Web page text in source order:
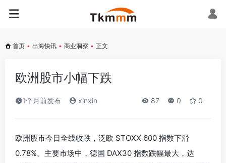
首页 • 出海快讯 • 商业洞察 • 正文
欧洲股市小幅下跌
1个月前发布 xinxin 87 0 0
欧洲股市今日全线收跌，泛欧 STOXX 600 指数下滑
0.78%。主要市场中，德国 DAX30 指数跌幅最大，达